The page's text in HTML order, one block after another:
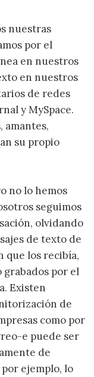
nuestras
por el
en nuestros
en nuestros
de redes
y MySpace.
amantes,
su propio
no lo hemos
seguimos
olvidando
de texto de
que los recibía,
por el
Existen
de
como por
e puede ser
de
ejemplo, lo